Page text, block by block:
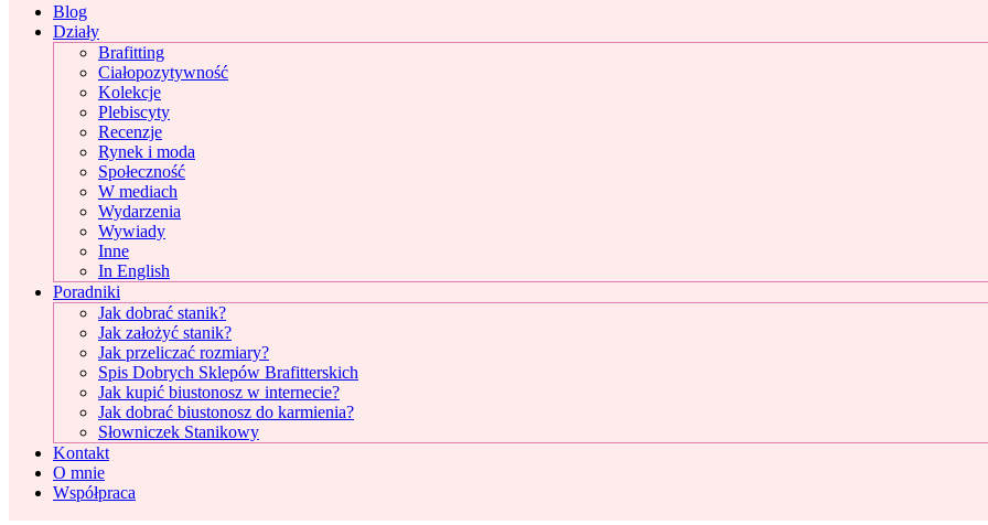
Blog
Działy
Brafitting
Ciałopozytywność
Kolekcje
Plebiscyty
Recenzje
Rynek i moda
Społeczność
W mediach
Wydarzenia
Wywiady
Inne
In English
Poradniki
Jak dobrać stanik?
Jak założyć stanik?
Jak przeliczać rozmiary?
Spis Dobrych Sklepów Brafitterskich
Jak kupić biustonosz w internecie?
Jak dobrać biustonosz do karmienia?
Słowniczek Stanikowy
Kontakt
O mnie
Współpraca